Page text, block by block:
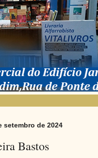
setembro de 2024
Bastos